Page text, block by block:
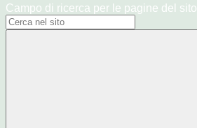
Campo di ricerca per le pagine del sito